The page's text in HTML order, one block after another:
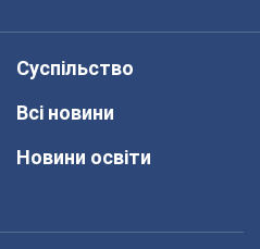
Суспільство
Всі новини
Новини освіти